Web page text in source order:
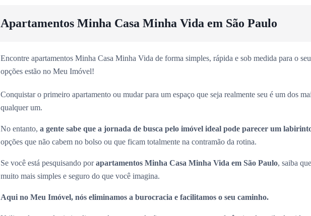
Apartamentos Minha Casa Minha Vida em São Paulo
Encontre apartamentos Minha Casa Minha Vida de forma simples, rápida e sob medida para o
opções estão no Meu Imóvel!
Conquistar o primeiro apartamento ou mudar para um espaço que seja realmente seu é um dos
qualquer um.
No entanto, a gente sabe que a jornada de busca pelo imóvel ideal pode parecer um
opções que não cabem no bolso ou que ficam totalmente na contramão da rotina.
Se você está pesquisando porapartamentos Minha Casa Minha Vida em São Paulo, saiba
muito mais simples e seguro do que você imagina.
Aqui no Meu Imóvel, nós eliminamos a burocracia e facilitamos o seu caminho.